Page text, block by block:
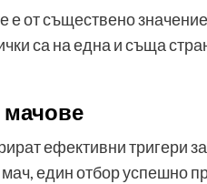
от съществено
са на една и съща
ефективни тригери
един отбор успешно